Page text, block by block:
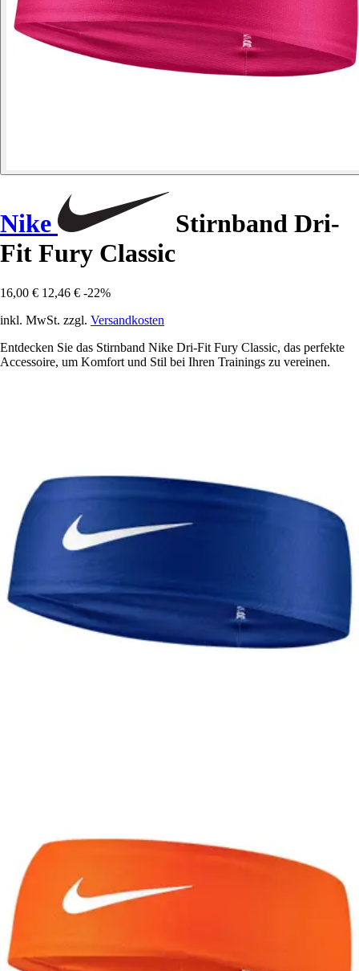
Nike
Stirnband Dri-
Fit Fury Classic
16,00 € 12,46 € -22%
inkl. MwSt. zzgl. Versandkosten
Entdecken Sie das Stirnband Nike Dri-Fit Fury Classic, das perfekte
Accessoire, um Komfort und Stil bei Ihren Trainings zu vereinen.